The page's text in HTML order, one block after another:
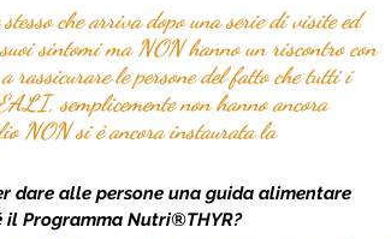
che arriva dopo una serie di visite ed
sintomi ma NON hanno un riscontro con
rassicurare le persone del fatto che tutti i
semplicemente non hanno ancora
NON si è ancora instaurata la
dare alle persone una guida alimentare
il Programma Nutri®THYR?